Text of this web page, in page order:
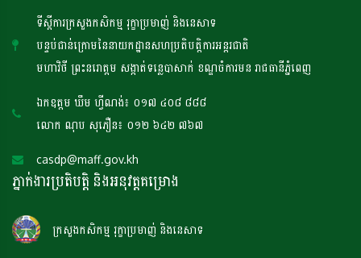
ទីស្តីការក្រសួងកសិកម្ម រុក្ខាប្រមាញ់ និងនេសាទ
បន្ទប់ជាន់ក្រោមនៃនាយកដ្ឋានសហប្រតិបត្តិការអន្តរជាតិ
មហាវិថី ព្រះនរោត្តម សង្កាត់ទន្លេបាសាក់ ខណ្ឌចំការមន រាជធានីភ្នំពេញ
ឯកឧត្តម ឃឹម ហ្វីណង់៖ ០១៧ ៤០៨ ៨៨៨
លោក ណុប សុភឿន៖ ០១២ ៦៤២ ៧៦៧
casdp@maff.gov.kh
ភ្នាក់ងារប្រតិបត្តិ និងអនុវត្តគម្រោង
ក្រសួងកសិកម្ម រុក្ខាប្រមាញ់ និងនេសាទ